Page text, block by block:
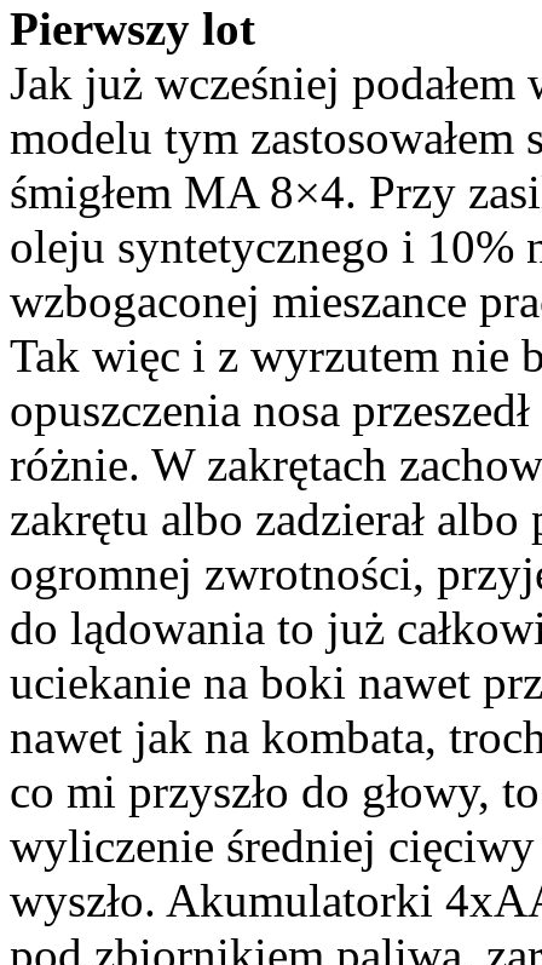
Pierwszy lot
Jak już wcześniej
modelu tym
śmigłem MA 8×4. Przy
oleju syntetycznego i 10%
wzbogaconej mieszance
Tak więc i z wyrzutem nie
opuszczenia nosa
różnie. W zakrętach
zakrętu albo zadzierał
ogromnej zwrotności,
do lądowania to już
uciekanie na boki nawet
nawet jak na kombata,
co mi przyszło do głowy,
wyliczenie średniej
wyszło. Akumulatorki
pod zbiornikiem paliwa,